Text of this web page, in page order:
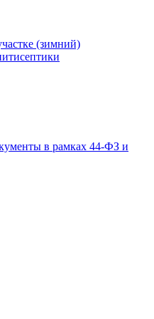
(зимний)
в рамках 44-ФЗ и